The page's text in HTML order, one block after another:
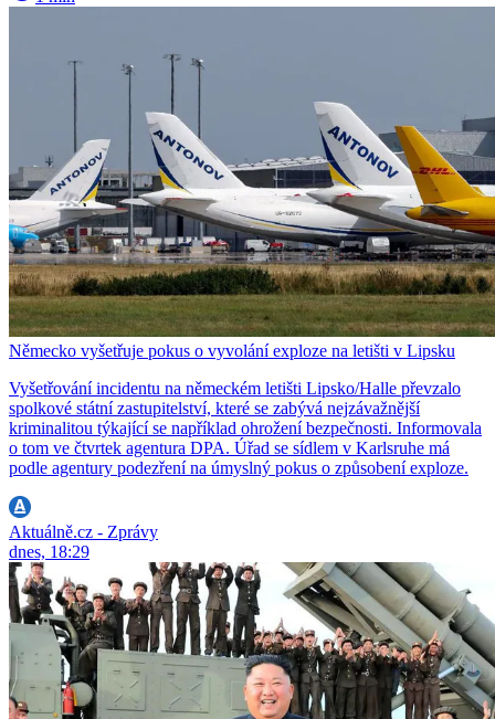
Německo vyšetřuje pokus o vyvolání exploze na letišti v Lipsku
Vyšetřování incidentu na německém letišti Lipsko/Halle převzalo
spolkové státní zastupitelství, které se zabývá nejzávažnější
kriminalitou týkající se například ohrožení bezpečnosti. Informovala
o tom ve čtvrtek agentura DPA. Úřad se sídlem v Karlsruhe má
podle agentury podezření na úmyslný pokus o způsobení exploze.
Aktuálně.cz - Zprávy
dnes, 18:29